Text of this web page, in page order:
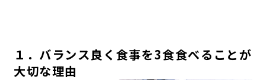
１．バランス良く食事を3食食べることが
大切な理由